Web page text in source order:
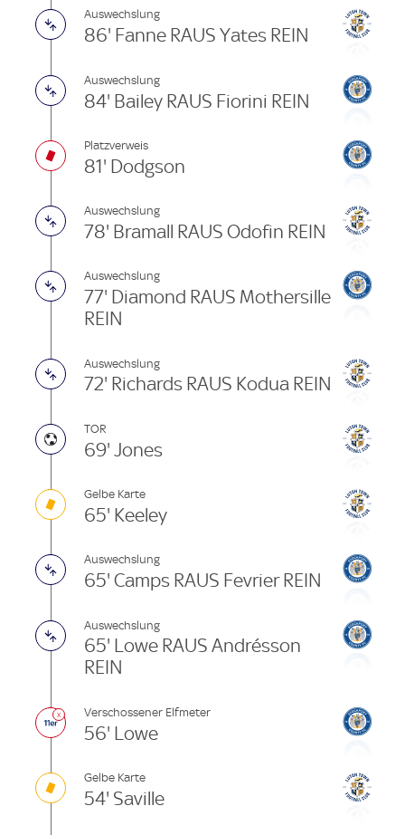
Auswechslung
86' Fanne RAUS Yates REIN
Auswechslung
84' Bailey RAUS Fiorini REIN
Platzverweis
81' Dodgson
Auswechslung
78' Bramall RAUS Odofin REIN
Auswechslung
77' Diamond RAUS Mothersille
REIN
Auswechslung
72' Richards RAUS Kodua REIN
TOR
69' Jones
Gelbe Karte
65' Keeley
Auswechslung
65' Camps RAUS Fevrier REIN
Auswechslung
65' Lowe RAUS Andrésson
REIN
Verschossener Elfmeter
56' Lowe
Gelbe Karte
54' Saville